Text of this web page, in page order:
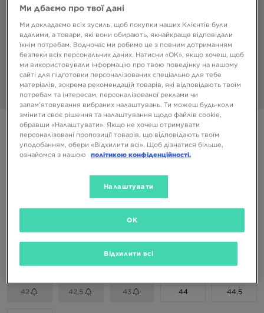
AIR JORDAN 7 RM
3999 ГРН
42 42,5 43 44 44,5
Ми дбаємо про твої дані
Ми докладаємо всіх зусиль, щоб покупки наших Клієнтів були
вдалими, а товари, які вони обирають, якнайкраще відповідали
їхнім потребам. Водночас ми робимо це з повним дотриманням
безпеки всіх персональних даних. Натисни «OK», якщо хочеш, щоб
ми використовували інформацію про твою поведінку на нашому
сайті для підготовки персоналізованих спеціально для тебе
матеріалів, зокрема рекомендацій товарів, які відповідають твоїм
потребам та інтересам, персоналізованої реклами чи
запам’ятовування вибраних налаштувань. Ти можеш будь-коли
змінити своє рішення та налаштування щодо файлів cookie,
обравши «Налаштувати». Якщо не хочеш отримувати
персоналізовані пропозиції товарів, що відповідають твоїм
уподобанням, обери «Відхилити всі». Щоб дізнатися більше,
ознайомся з нашою
політикою конфіденційності.
Налаштувати
Відхилити всі
OK